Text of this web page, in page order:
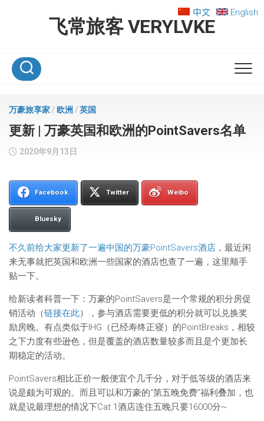
飞常旅客 VERYLVKE
中文 English
万豪旅享家/ 欧洲 /英国
更新 | 万豪英国和欧洲的PointSavers名单
2020年9月13日
Facebook Twitter Weibo
Bluesky
不久前给大家更新了一遍中国的万豪PointSavers酒店 ，最近闲
来无事就把英国和欧洲一些国家的酒店也查了一遍，这里顺手
贴一下。
给新读者科普一下：万豪的PointSavers是一个常规的积分房促
销活动（链接在此），参与酒店需要更低的积分就可以兑换奖
励房晚。有点类似于IHG（已经寿终正寝）的PointBreaks，相较
之下力度有些逊色，但是覆盖的酒店数量较多而且是个更加长
期稳定的活动。
PointSavers相比正价一般便宜个几千分，对于低等级的酒店来
说是颇为可观的。而且可以和万豪的“第五晚免费”福利叠加，也
就是说最理想的情况下Cat 1酒店连住五晚只要16000分~